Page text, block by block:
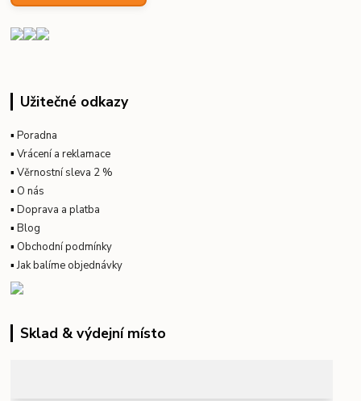
Užitečné odkazy
▪Poradna
▪Vrácení a reklamace
▪Věrnostní sleva 2 %
▪ O nás
▪Doprava a platba
▪Blog
▪ Obchodní podmínky
▪Jak balíme objednávky
Sklad & výdejní místo